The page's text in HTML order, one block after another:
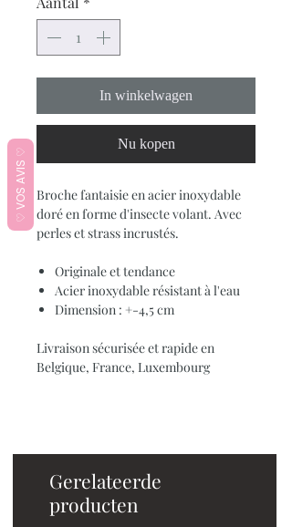
In winkelwagen
Nu kopen
Broche fantaisie en acier inoxydable
doré en forme d'insecte volant. Avec
perles et strass incrustés.
Originale et tendance
Acier inoxydable résistant à l'eau
Dimension : +-4,5 cm
Livraison sécurisée et rapide en
Belgique, France, Luxembourg
Gerelateerde
producten
♡ VOS AVIS ♡